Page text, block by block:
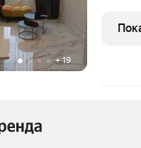
+19